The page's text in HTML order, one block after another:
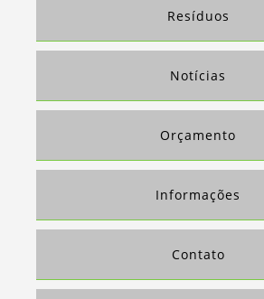
EMPRESAS QUE COMPRAM MATERIAL
ONDE VENDER SUCATA SP
EMPRESA QUE COMPRA SUCATA DE FERRO
VENDA DE APARAS DE PLÁSTICO
DESCARACTERIZAÇÃO DE DOCUMENTOS
EMPRESAS QUE COMPRAM APARAS DE
COMPRA E VENDA DE SUCATAS
COMPRA DE APARAS DE PAPEL
Resíduos
Notícias
Orçamento
Informações
Contato